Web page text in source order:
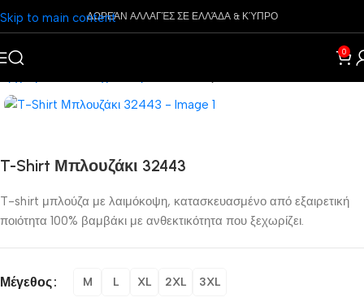
Skip to main contentΔΩΡΕΆΝ ΑΛΛΑΓΈΣ ΣΕ ΕΛΛΆΔΑ & ΚΎΠΡΟ
0
T-Shirt Μπλουζάκι 32443
T-shirt μπλούζα με λαιμόκοψη, κατασκευασμένο από εξαιρετική
ποιότητα 100% βαμβάκι με ανθεκτικότητα που ξεχωρίζει.
Μέγεθος M L XL 2XL 3XL